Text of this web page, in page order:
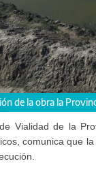
permitirá
Vialidad de la
comunica que